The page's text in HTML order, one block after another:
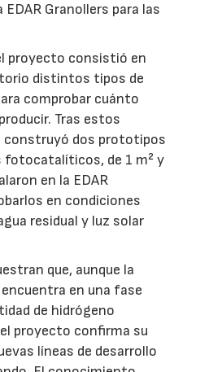
Granollers para las
proyecto consistió en
distintos tipos de
comprobar cuánto
Tras estos
construyó dos prototipos
fotocatalíticos, de 1 m² y
en la EDAR
en condiciones
residual y luz solar
que, aunque la
en una fase
de hidrógeno
proyecto confirma su
líneas de desarrollo